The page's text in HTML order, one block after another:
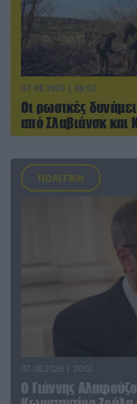
07.08.2026 | 08:02
Οι ρωσικές
από Σλαβιάνσκ και
ΠΟΛΙΤΙΚΗ
07.08.2026 | 20:02
Ο Γιάννης